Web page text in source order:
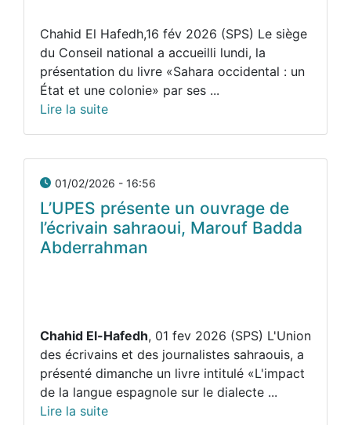
Chahid El Hafedh,16 fév 2026 (SPS) Le siège
du Conseil national a accueilli lundi, la
présentation du livre «Sahara occidental : un
État et une colonie» par ses ...
Lire la suite
01/02/2026 - 16:56
L’UPES présente un ouvrage de
l’écrivain sahraoui, Marouf Badda
Abderrahman
Chahid El-Hafedh, 01 fev 2026 (SPS) L'Union
des écrivains et des journalistes sahraouis, a
présenté dimanche un livre intitulé «L'impact
de la langue espagnole sur le dialecte ...
Lire la suite